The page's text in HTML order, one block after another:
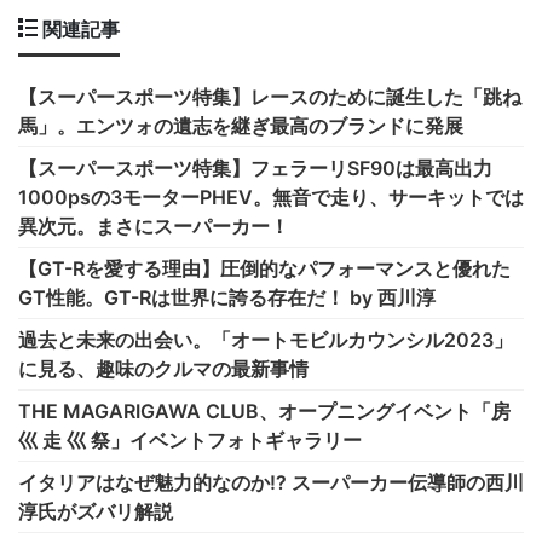
関連記事
【スーパースポーツ特集】レースのために誕生した「跳ね
馬」。エンツォの遺志を継ぎ最高のブランドに発展
【スーパースポーツ特集】フェラーリSF90は最高出力
1000psの3モーターPHEV。無音で走り、サーキットでは
異次元。まさにスーパーカー！
【GT-Rを愛する理由】圧倒的なパフォーマンスと優れた
GT性能。GT-Rは世界に誇る存在だ！ by 西川淳
過去と未来の出会い。「オートモビルカウンシル2023」
に見る、趣味のクルマの最新事情
THE MAGARIGAWA CLUB、オープニングイベント「房
巛 走 巛 祭」イベントフォトギャラリー
イタリアはなぜ魅力的なのか!? スーパーカー伝導師の西川
淳氏がズバリ解説